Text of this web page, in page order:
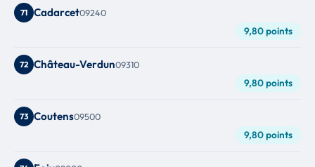
71 Cadarcet09240
9,80 points
72 Château-Verdun09310
9,80 points
73 Coutens09500
9,80 points